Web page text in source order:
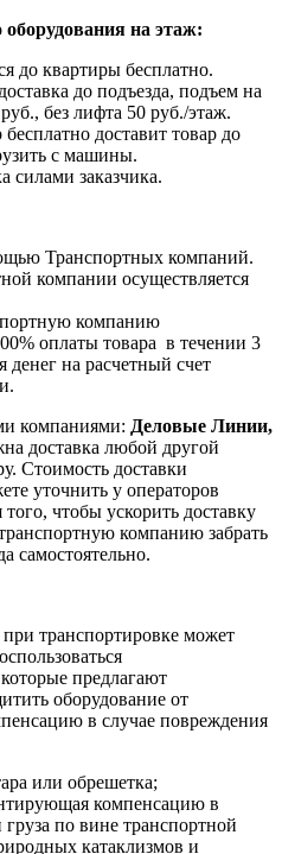
на этаж:
до квартиры бесплатно.
до подъезда, подъем на
без лифта 50 руб./этаж.
доставит товар до
с машины.
силами заказчика.
Транспортных компаний.
компании осуществляется
компанию
оплаты товара в течении 3
денег на расчетный счет
компаниями: Деловые Линии,
доставка любой другой
Стоимость доставки
уточнить у операторов
того, чтобы ускорить доставку
компанию забрать
самостоятельно.
транспортировке может
предлагают
оборудование от
в случае повреждения
или обрешетка;
компенсацию в
по вине транспортной
катаклизмов и